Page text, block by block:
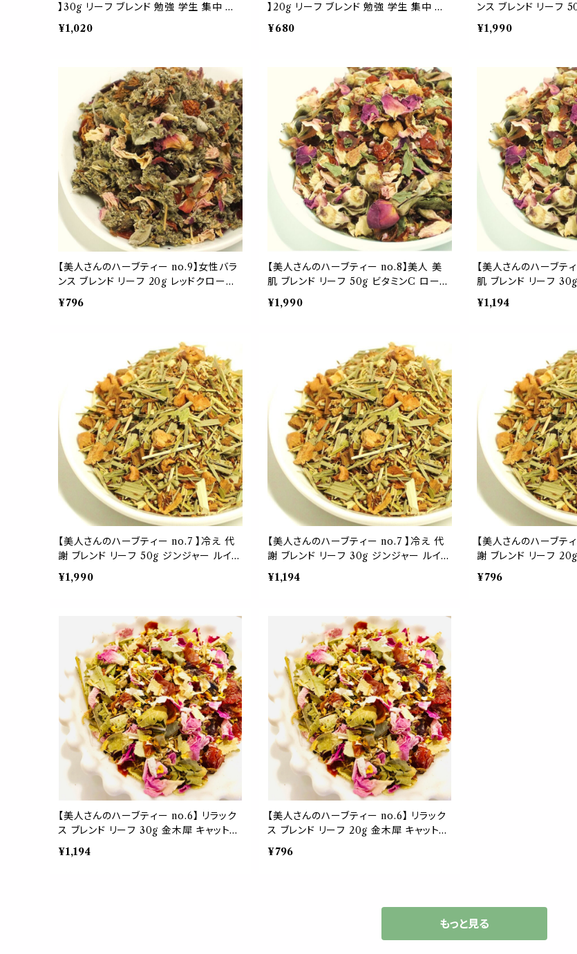
】30g リーフ ブレンド 勉強 学生 集中 や
る気 受験 トウキ オレンジピール マテ マ
ルベリー ローズマリー シベリアニンジン
¥1,020
】20g リーフ ブレンド 勉強 学生 集中 や
る気 受験 トウキ オレンジピール マテ マ
ルベリー ローズマリー シベリアニンジン
¥680
ンス ブレンド リーフ
ー ローズ ラズベリー
ズヒップ ハイビスカス
¥1,990
【美人さんのハーブティー no.9】女性バラ
ンス ブレンド リーフ 20g レッドクローバ
ー ローズ ラズベリーリーフ セージ ロー
ズヒップ ハイビスカス 紅茶 茶葉 ギフト
¥796
【美人さんのハーブティー no.8】美人 美
肌 ブレンド リーフ 50g ビタミンC ローズ
ヒップ ローズ ハイビスカス ヒース ステ
ビア アップフルーツ レモンバーム 紅茶
¥1,990
【美人さんのハーブテ
肌 ブレンド リーフ
ヒップ ローズ ハイビ
ビア アップフルーツ
¥1,194
【美人さんのハーブティー no.7 】冷え 代
謝 ブレンド リーフ 50g ジンジャー ルイボ
ス シナモン ユズ イチョウ リンデン アニス
紅茶 お茶 温かい ホット 茶葉
¥1,990
【美人さんのハーブティー no.7 】冷え 代
謝 ブレンド リーフ 30g ジンジャー ルイボ
ス シナモン ユズ イチョウ リンデン アニス
紅茶 お茶 温かい ホット 茶葉
¥1,194
【美人さんのハーブテ
謝 ブレンド リーフ
ス シナモン ユズ イチ
紅茶 お茶 温かい ホッ
¥796
【美人さんのハーブティー no.6】 リラック
ス ブレンド リーフ 30g 金木犀 キャットニ
ップ リンデン ローズピンク ローズヒップ
美味しい お茶 不眠 ストレス ぐっすり 茶
¥1,194
【美人さんのハーブティー no.6】 リラック
ス ブレンド リーフ 20g 金木犀 キャットニ
ップ リンデン ローズピンク ローズヒップ
美味しい お茶 不眠 ストレス ぐっすり 茶
¥796
もっと見る